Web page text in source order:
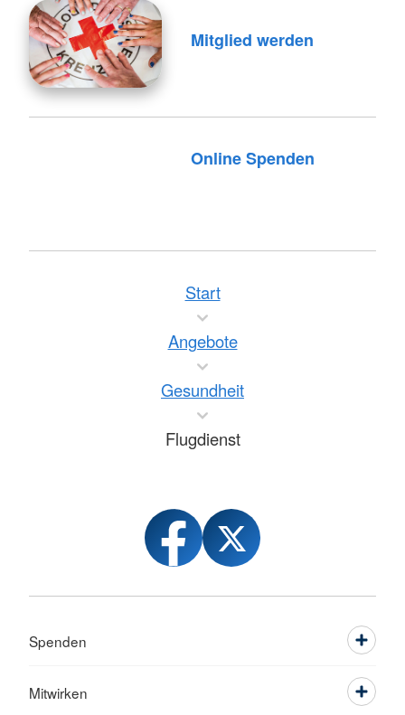
Mitglied werden
Online Spenden
Start
Angebote
Gesundheit
Flugdienst
Spenden
Mitwirken